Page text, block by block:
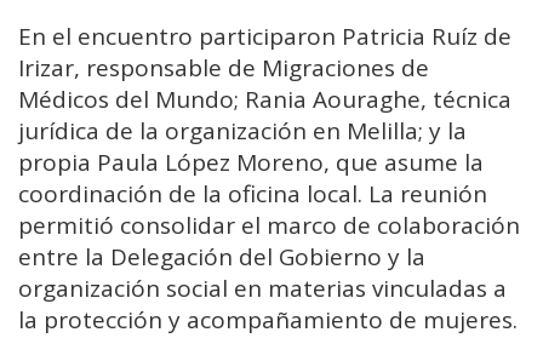
En el encuentro participaron Patricia Ruíz de
Irizar, responsable de Migraciones de
Médicos del Mundo; Rania Aouraghe, técnica
jurídica de la organización en Melilla; y la
propia Paula López Moreno, que asume la
coordinación de la oficina local. La reunión
permitió consolidar el marco de colaboración
entre la Delegación del Gobierno y la
organización social en materias vinculadas a
la protección y acompañamiento de mujeres.